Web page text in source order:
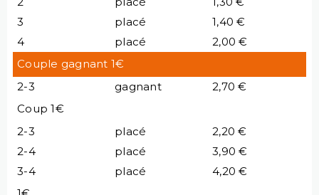
3
placé
1,40 €
4
placé
2,00 €
Couple gagnant 1€
2-3
gagnant
2,70 €
Coup 1€
2-3
placé
2,20 €
2-4
placé
3,90 €
3-4
placé
4,20 €